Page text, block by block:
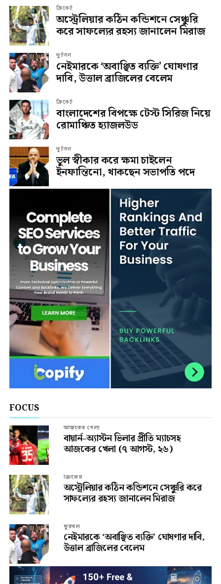
ক্রিকেট
অস্ট্রেলিয়ার কঠিন কন্ডিশনে সেঞ্চুরি
করে সাফল্যের রহস্য জানালেন মিরাজ
ফুটবল
নেইমারকে ‘অবাঞ্ছিত ব্যক্তি’ ঘোষণার
দাবি, উত্তাল ব্রাজিলের বেলেম
ক্রিকেট
বাংলাদেশের বিপক্ষে টেস্ট সিরিজ নিয়ে
রোমাঞ্চিত হ্যাজলউড
ফুটবল
ভুল স্বীকার করে ক্ষমা চাইলেন
ইনফান্তিনো, থাকছেন সভাপতি পদে
FOCUS
আজকের খেলা
বায়ার্ন–অ্যাস্টন ভিলার প্রীতি ম্যাচসহ
আজকের খেলা (৭ আগস্ট, ২৬)
ক্রিকেট
অস্ট্রেলিয়ার কঠিন কন্ডিশনে সেঞ্চুরি করে
সাফল্যের রহস্য জানালেন মিরাজ
ফুটবল
নেইমারকে ‘অবাঞ্ছিত ব্যক্তি’ ঘোষণার দাবি,
উত্তাল ব্রাজিলের বেলেম